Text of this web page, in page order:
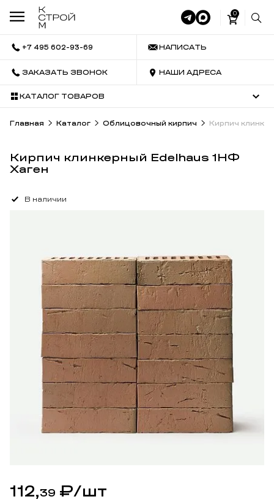
0
+7 495 602-93-69 НАПИСАТЬ
ЗАКАЗАТЬ ЗВОНОК НАШИ АДРЕСА
КАТАЛОГ ТОВАРОВ
Главная Каталог Облицовочный кирпич Кирпич
Кирпич клинкерный Edelhaus 1НФ
Хаген
В наличии
112,39 ₽/шт